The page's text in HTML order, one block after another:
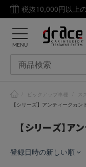
税抜10,000円以上
MENU
ピックアップ車種 ス
【シリーズ】アンティークカン
【シリーズ】ア
登録日時の新しい順